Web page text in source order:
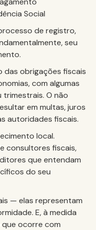
Social
de registro,
seu
das obrigações fiscais
com algumas
trimestrais. O não
em multas, juros
autoridades fiscais.
local.
consultores fiscais,
que entendam
do seu
— elas representam
E, à medida
que ocorre com